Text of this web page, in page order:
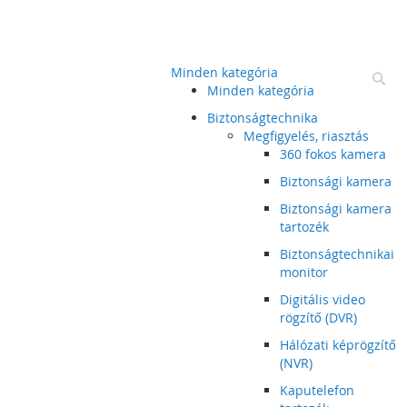
Minden kategória
Minden kategória
Biztonságtechnika
Megfigyelés, riasztás
360 fokos kamera
Biztonsági kamera
Biztonsági kamera
tartozék
Biztonságtechnikai
monitor
Digitális video
rögzítő (DVR)
Hálózati képrögzítő
(NVR)
Kaputelefon